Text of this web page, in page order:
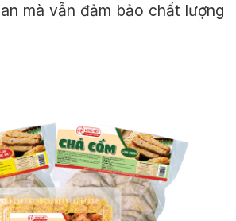
mà vẫn đảm bảo chất lượng